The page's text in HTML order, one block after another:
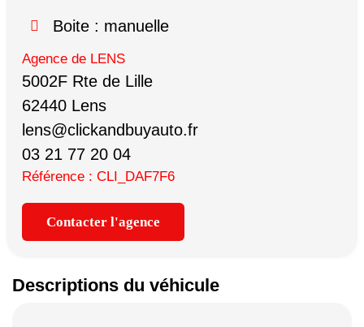
Boite : manuelle
Agence de LENS
5002F Rte de Lille
62440 Lens
lens@clickandbuyauto.fr
03 21 77 20 04
Référence : CLI_DAF7F6
Contacter l'agence
Descriptions du véhicule